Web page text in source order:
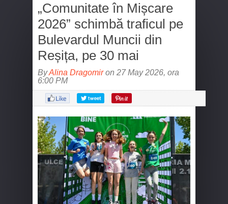
„Comunitate în Mișcare
2026” schimbă traficul pe
Bulevardul Muncii din
Reșița, pe 30 mai
ByAlina Dragomiron 27 May 2026, ora
6:00 PM